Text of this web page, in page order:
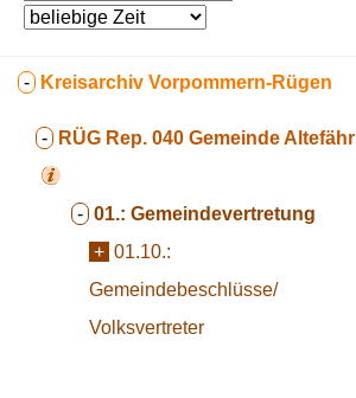
- Kreisarchiv Vorpommern-Rügen
- RÜG Rep. 040 Gemeinde Altefähr
- 01.: Gemeindevertretung
+ 01.10.:
Gemeindebeschlüsse/
Volksvertreter